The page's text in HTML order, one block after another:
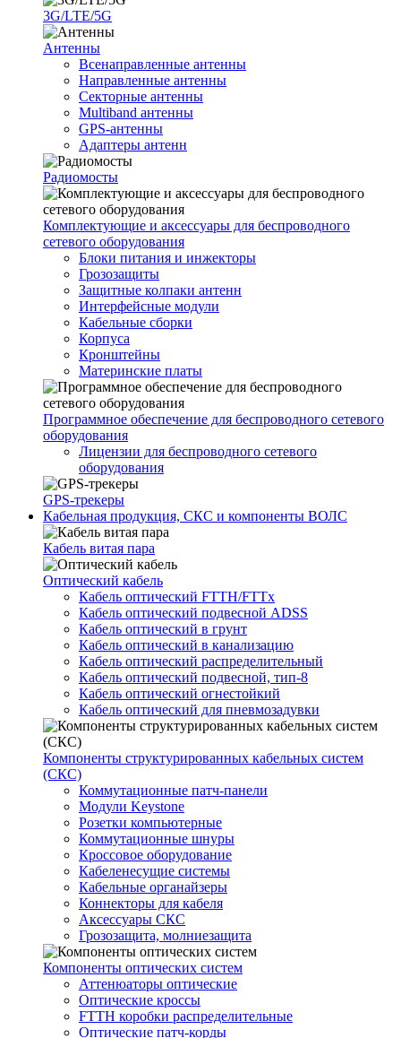
3G/LTE/5G
Антенны
Всенаправленные антенны
Направленные антенны
Секторные антенны
Multiband антенны
GPS-антенны
Адаптеры антенн
Радиомосты
Комплектующие и аксессуары для беспроводного
сетевого оборудования
Блоки питания и инжекторы
Грозозащиты
Защитные колпаки антенн
Интерфейсные модули
Кабельные сборки
Корпуса
Кронштейны
Материнские платы
Программное обеспечение для беспроводного сетевого
оборудования
Лицензии для беспроводного сетевого
оборудования
GPS-трекеры
Кабельная продукция, СКС и компоненты ВОЛС
Кабель витая пара
Оптический кабель
Кабель оптический FTTH/FTTx
Кабель оптический подвесной ADSS
Кабель оптический в грунт
Кабель оптический в канализацию
Кабель оптический распределительный
Кабель оптический подвесной, тип-8
Кабель оптический огнестойкий
Кабель оптический для пневмозадувки
Компоненты структурированных кабельных систем
(СКС)
Коммутационные патч-панели
Модули Keystone
Розетки компьютерные
Коммутационные шнуры
Кроссовое оборудование
Кабеленесущие системы
Кабельные органайзеры
Коннекторы для кабеля
Аксессуары СКС
Грозозащита, молниезащита
Компоненты оптических систем
Аттенюаторы оптические
Оптические кроссы
FTTH коробки распределительные
Оптические патч-корды